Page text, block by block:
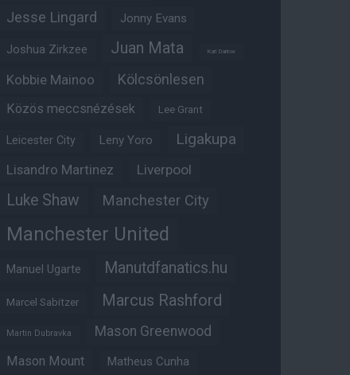
Jesse Lingard Jonny Evans
Joshua Zirkzee Juan Mata Karl Darlow
Kobbie Mainoo Kölcsönlesen
Közös meccsnézések Lee Grant
Leicester City Leny Yoro Ligakupa
Lisandro Martinez Liverpool
Luke Shaw Manchester City
Manchester United
Manuel Ugarte Manutdfanatics.hu
Marcel Sabitzer Marcus Rashford
Martin Dubravka Mason Greenwood
Mason Mount Matheus Cunha